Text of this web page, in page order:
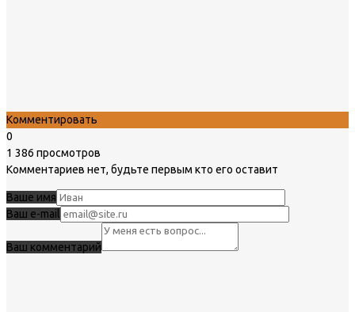
Комментировать
0
1 386 просмотров
Комментариев нет, будьте первым кто его оставит
Ваше имя
Ваш e-mail
Ваш комментарий